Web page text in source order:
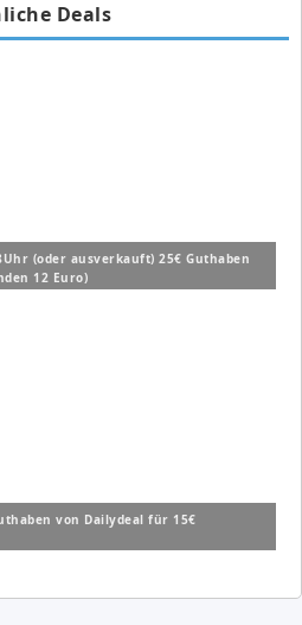
Deals
(oder ausverkauft) 25€ Guthaben
12 Euro)
von Dailydeal für 15€